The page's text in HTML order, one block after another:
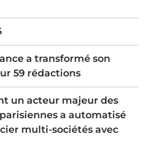
a transformé son
59 rédactions
un acteur majeur des
a automatisé
multi-sociétés avec